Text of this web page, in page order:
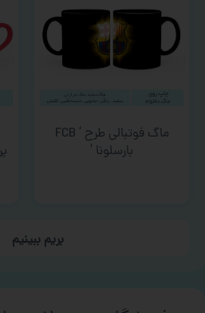
ماگ فوتبالی طرح ‘ FCB
بارسلونا ‘
بریم ببینیم